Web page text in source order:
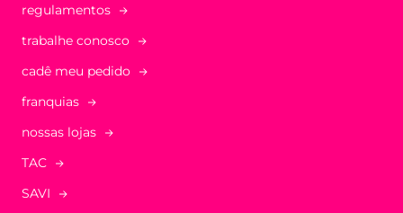
regulamentos
trabalhe conosco
cadê meu pedido
franquias
nossas lojas
TAC
SAVI